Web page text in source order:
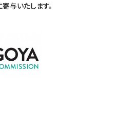
与いたします。